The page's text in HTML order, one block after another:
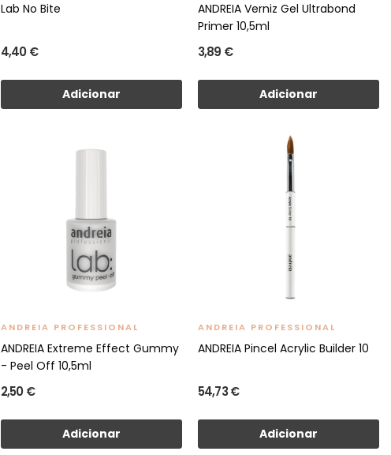
Lab No Bite
4,40 €
Adicionar
ANDREIA Verniz Gel Ultrabond
Primer 10,5ml
3,89 €
Adicionar
ANDREIA PROFESSIONAL
ANDREIA Extreme Effect Gummy
- Peel Off 10,5ml
2,50 €
Adicionar
ANDREIA PROFESSIONAL
ANDREIA Pincel Acrylic Builder 10
54,73 €
Adicionar